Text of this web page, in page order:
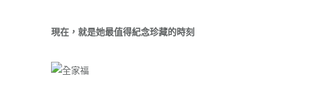
現在，就是她最值得紀念珍藏的時刻